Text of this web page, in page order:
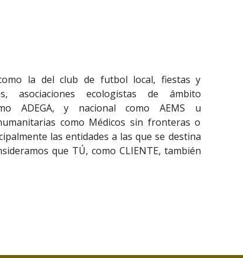
la del club de futbol local, fiestas y
asociaciones ecologistas de ámbito
ADEGA, y nacional como AEMS u
como Médicos sin fronteras o
las entidades a las que se destina
que TÚ, como CLIENTE, también